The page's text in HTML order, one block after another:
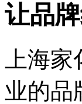
让品
上海
业的品